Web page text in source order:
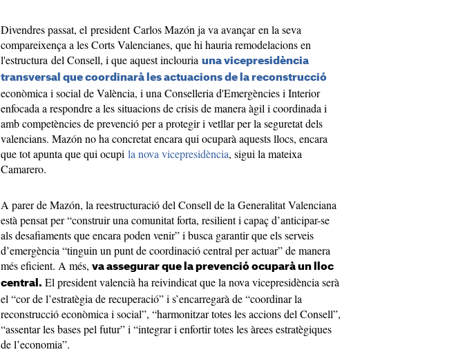
Divendres passat, el president Carlos Mazón ja va avançar en la seva
compareixença a les Corts Valencianes, que hi hauria remodelacions en
l'estructura del Consell, i que aquest inclouria una vicepresidència
transversal que coordinarà les actuacions de la reconstrucció
econòmica i social de València, i una Conselleria d'Emergències i Interior
enfocada a respondre a les situacions de crisis de manera àgil i coordinada i
amb competències de prevenció per a protegir i vetllar per la seguretat dels
valencians. Mazón no ha concretat encara qui ocuparà aquests llocs, encara
que tot apunta que qui ocupi la nova vicepresidència, sigui la mateixa
Camarero.
A parer de Mazón, la reestructuració del Consell de la Generalitat Valenciana
està pensat per “construir una comunitat forta, resilient i capaç d’anticipar-se
als desafiaments que encara poden venir” i busca garantir que els serveis
d’emergència “tinguin un punt de coordinació central per actuar” de manera
més eficient. A més, va assegurar que la prevenció ocuparà un lloc
central. El president valencià ha reivindicat que la nova vicepresidència serà
el “cor de l’estratègia de recuperació” i s’encarregarà de “coordinar la
reconstrucció econòmica i social”, “harmonitzar totes les accions del Consell”,
“assentar les bases pel futur” i “integrar i enfortir totes les àrees estratègiques
de l’economia”.